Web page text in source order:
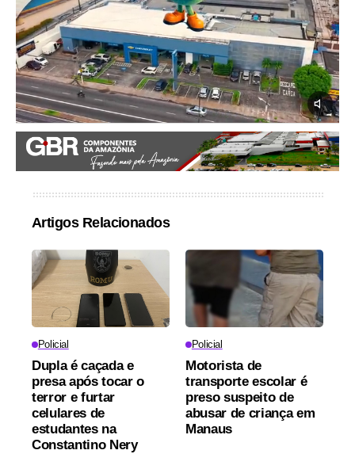
Artigos Relacionados
Policial
Dupla é caçada e
presa após tocar o
terror e furtar
celulares de
estudantes na
Constantino Nery
Policial
Motorista de
transporte escolar é
preso suspeito de
abusar de criança em
Manaus